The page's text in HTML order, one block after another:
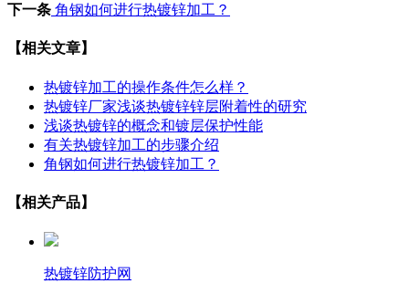
下一条 角钢如何进行热镀锌加工？
【相关文章】
热镀锌加工的操作条件怎么样？
热镀锌厂家浅谈热镀锌锌层附着性的研究
浅谈热镀锌的概念和镀层保护性能
有关热镀锌加工的步骤介绍
角钢如何进行热镀锌加工？
【相关产品】
热镀锌防护网